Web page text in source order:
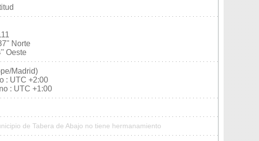
Norte
Oeste
Madrid)
: UTC +2:00
: UTC +1:00
de Tabera de Abajo no tiene hermanamiento